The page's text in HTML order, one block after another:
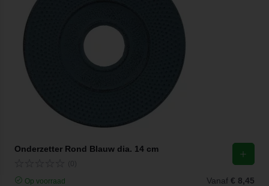
Onderzetter Rond Blauw dia. 14 cm
Op voorraad Vanaf € 8,45